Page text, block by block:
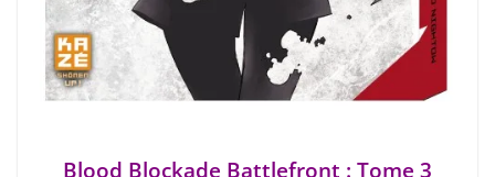
Blood Blockade Battlefront : Tome 3